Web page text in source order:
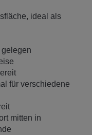
ideal als
für verschiedene
mitten in